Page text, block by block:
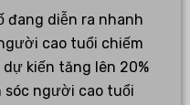
đang diễn ra nhanh
cao tuổi chiếm
dự kiến tăng lên 20%
sóc người cao tuổi